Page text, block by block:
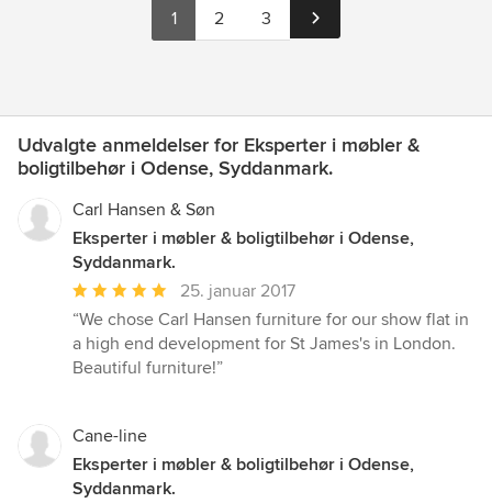
1 2 3
Udvalgte anmeldelser for Eksperter i møbler &
boligtilbehør i Odense, Syddanmark.
Carl Hansen & Søn
Eksperter i møbler & boligtilbehør i Odense,
Syddanmark.
Gennemsnitlig
bedømmelse:
5
ud
stjerner
25. januar 2017
“We chose Carl Hansen furniture for our show flat in
a high end development for St James's in London.
Beautiful furniture!”
Cane-line
Eksperter i møbler & boligtilbehør i Odense,
Syddanmark.